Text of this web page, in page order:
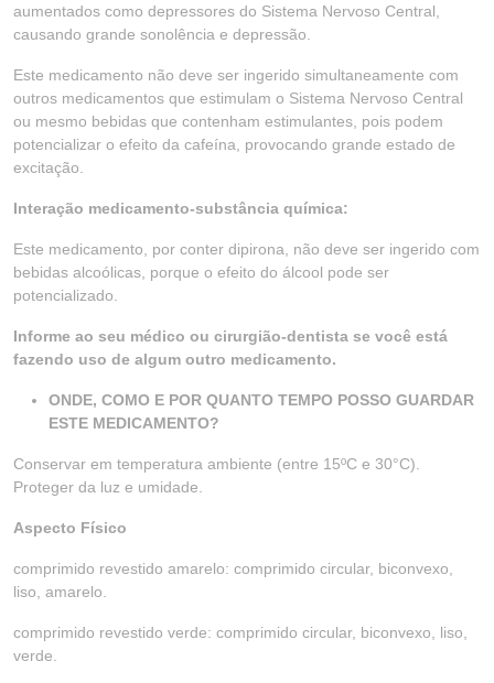
aumentados como depressores do Sistema Nervoso Central,
causando grande sonolência e depressão.
Este medicamento não deve ser ingerido simultaneamente com
outros medicamentos que estimulam o Sistema Nervoso Central
ou mesmo bebidas que contenham estimulantes, pois podem
potencializar o efeito da cafeína, provocando grande estado de
excitação.
Interação medicamento-substância química:
Este medicamento, por conter dipirona, não deve ser ingerido com
bebidas alcoólicas, porque o efeito do álcool pode ser
potencializado.
Informe ao seu médico ou cirurgião-dentista se você está
fazendo uso de algum outro medicamento.
ONDE, COMO E POR QUANTO TEMPO POSSO GUARDAR
ESTE MEDICAMENTO?
Conservar em temperatura ambiente (entre 15ºC e 30°C).
Proteger da luz e umidade.
Aspecto Físico
comprimido revestido amarelo: comprimido circular, biconvexo,
liso, amarelo.
comprimido revestido verde: comprimido circular, biconvexo, liso,
verde.